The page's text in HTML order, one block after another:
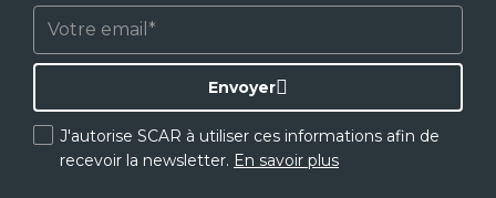
J'autorise SCAR à utiliser ces informations afin de
recevoir la newsletter. En savoir plus
Envoyer